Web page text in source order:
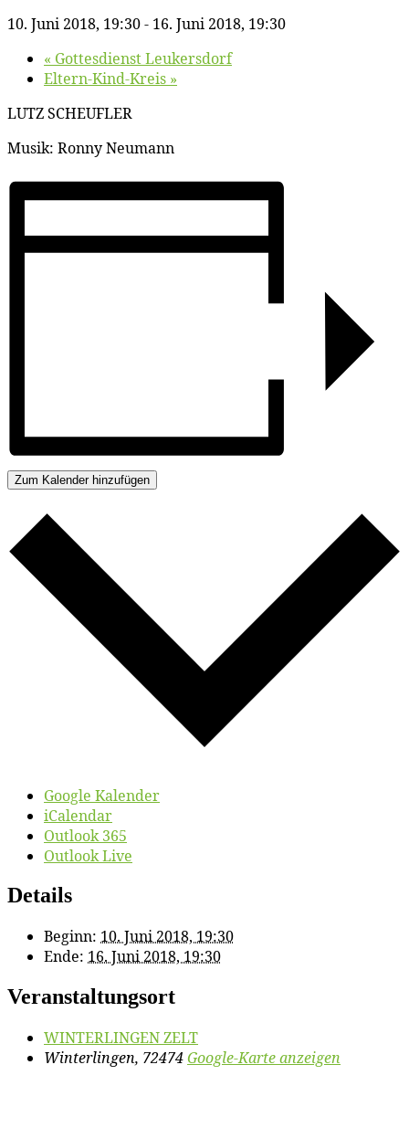
10. Juni 2018, 19:30- 16. Juni 2018, 19:30
« Got­tes­dienst Leukersdorf
El­tern-Kind-Kreis »
LUTZ SCHEUFLER
Mu­sik: Ron­ny Neumann
Zum Kalender hinzufügen
Google Kalender
iCalendar
Outlook 365
Outlook Live
Details
Beginn: 10. Juni 2018, 19:30
Ende: 16. Juni 2018, 19:30
Veranstaltungsort
WINTERLINGEN ZELT
Winterlingen, 72474Google-Karte anzeigen